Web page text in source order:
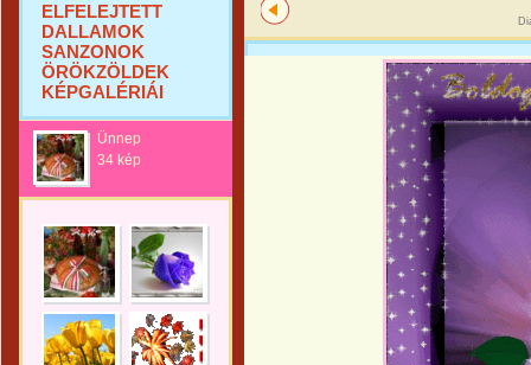
ELFELEJTETT
DALLAMOK
SANZONOK
ÖRÖKZÖLDEK
KÉPGALÉRIÁI
Ünnep
34 kép